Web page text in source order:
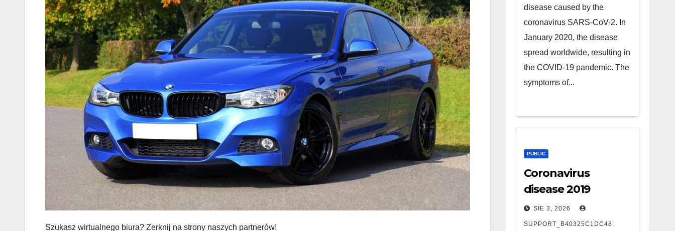
Szukasz wirtualnego biura? Zerknij na strony naszych partnerów!
disease caused by the
coronavirus SARS-CoV-2. In
January 2020, the disease
spread worldwide, resulting in
the COVID-19 pandemic. The
symptoms of...
PUBLIC
Coronavirus
disease 2019
SIE 3, 2026
SUPPORT_B40325C1DC48